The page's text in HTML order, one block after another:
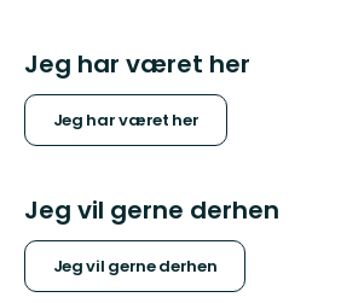
Jeg har været her
Jeg har været her
Jeg vil gerne derhen
Jeg vil gerne derhen